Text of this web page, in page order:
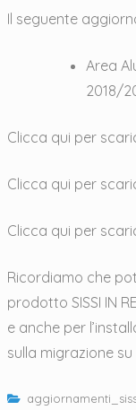
Il seguente
Area
2018/
Clicca qui per
Clicca qui per
Clicca qui per
Ricordiamo che
prodotto SISSI IN
e anche per
sulla migrazione